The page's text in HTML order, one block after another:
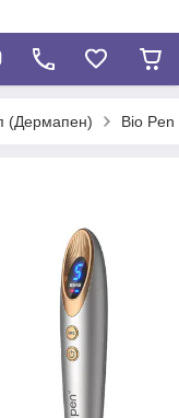
(Дермапен) Bio Pen